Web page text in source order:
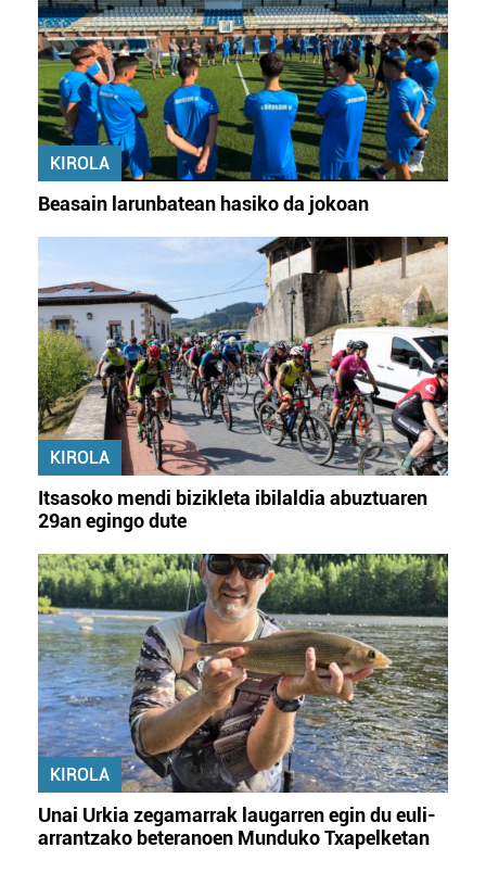
KIROLA
Beasain larunbatean hasiko da jokoan
KIROLA
Itsasoko mendi bizikleta ibilaldia abuztuaren
29an egingo dute
KIROLA
Unai Urkia zegamarrak laugarren egin du euli-
arrantzako beteranoen Munduko Txapelketan